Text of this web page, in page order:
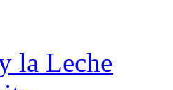
la Leche